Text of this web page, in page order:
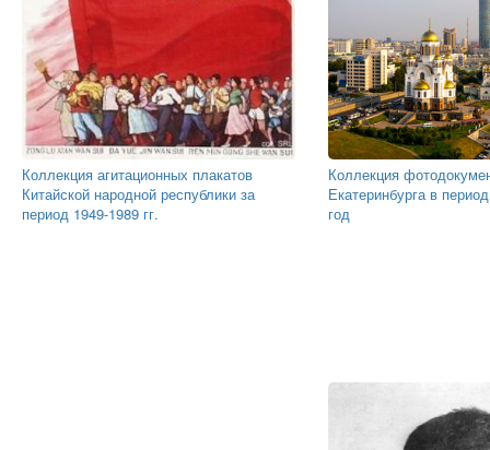
Коллекция агитационных плакатов
Китайской народной республики за
период 1949-1989 гг.
Коллекция
Екатеринбурга в
год